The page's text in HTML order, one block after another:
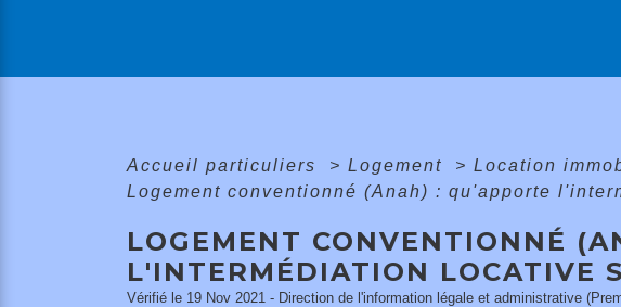
Accueil particuliers > Logement > Location
Logement conventionné (Anah) : qu'apporte
LOGEMENT CONVENTIONNÉ
L'INTERMÉDIATION LOCATIVE
Vérifié le 19 Nov 2021 - Direction de l'information légale et administrative